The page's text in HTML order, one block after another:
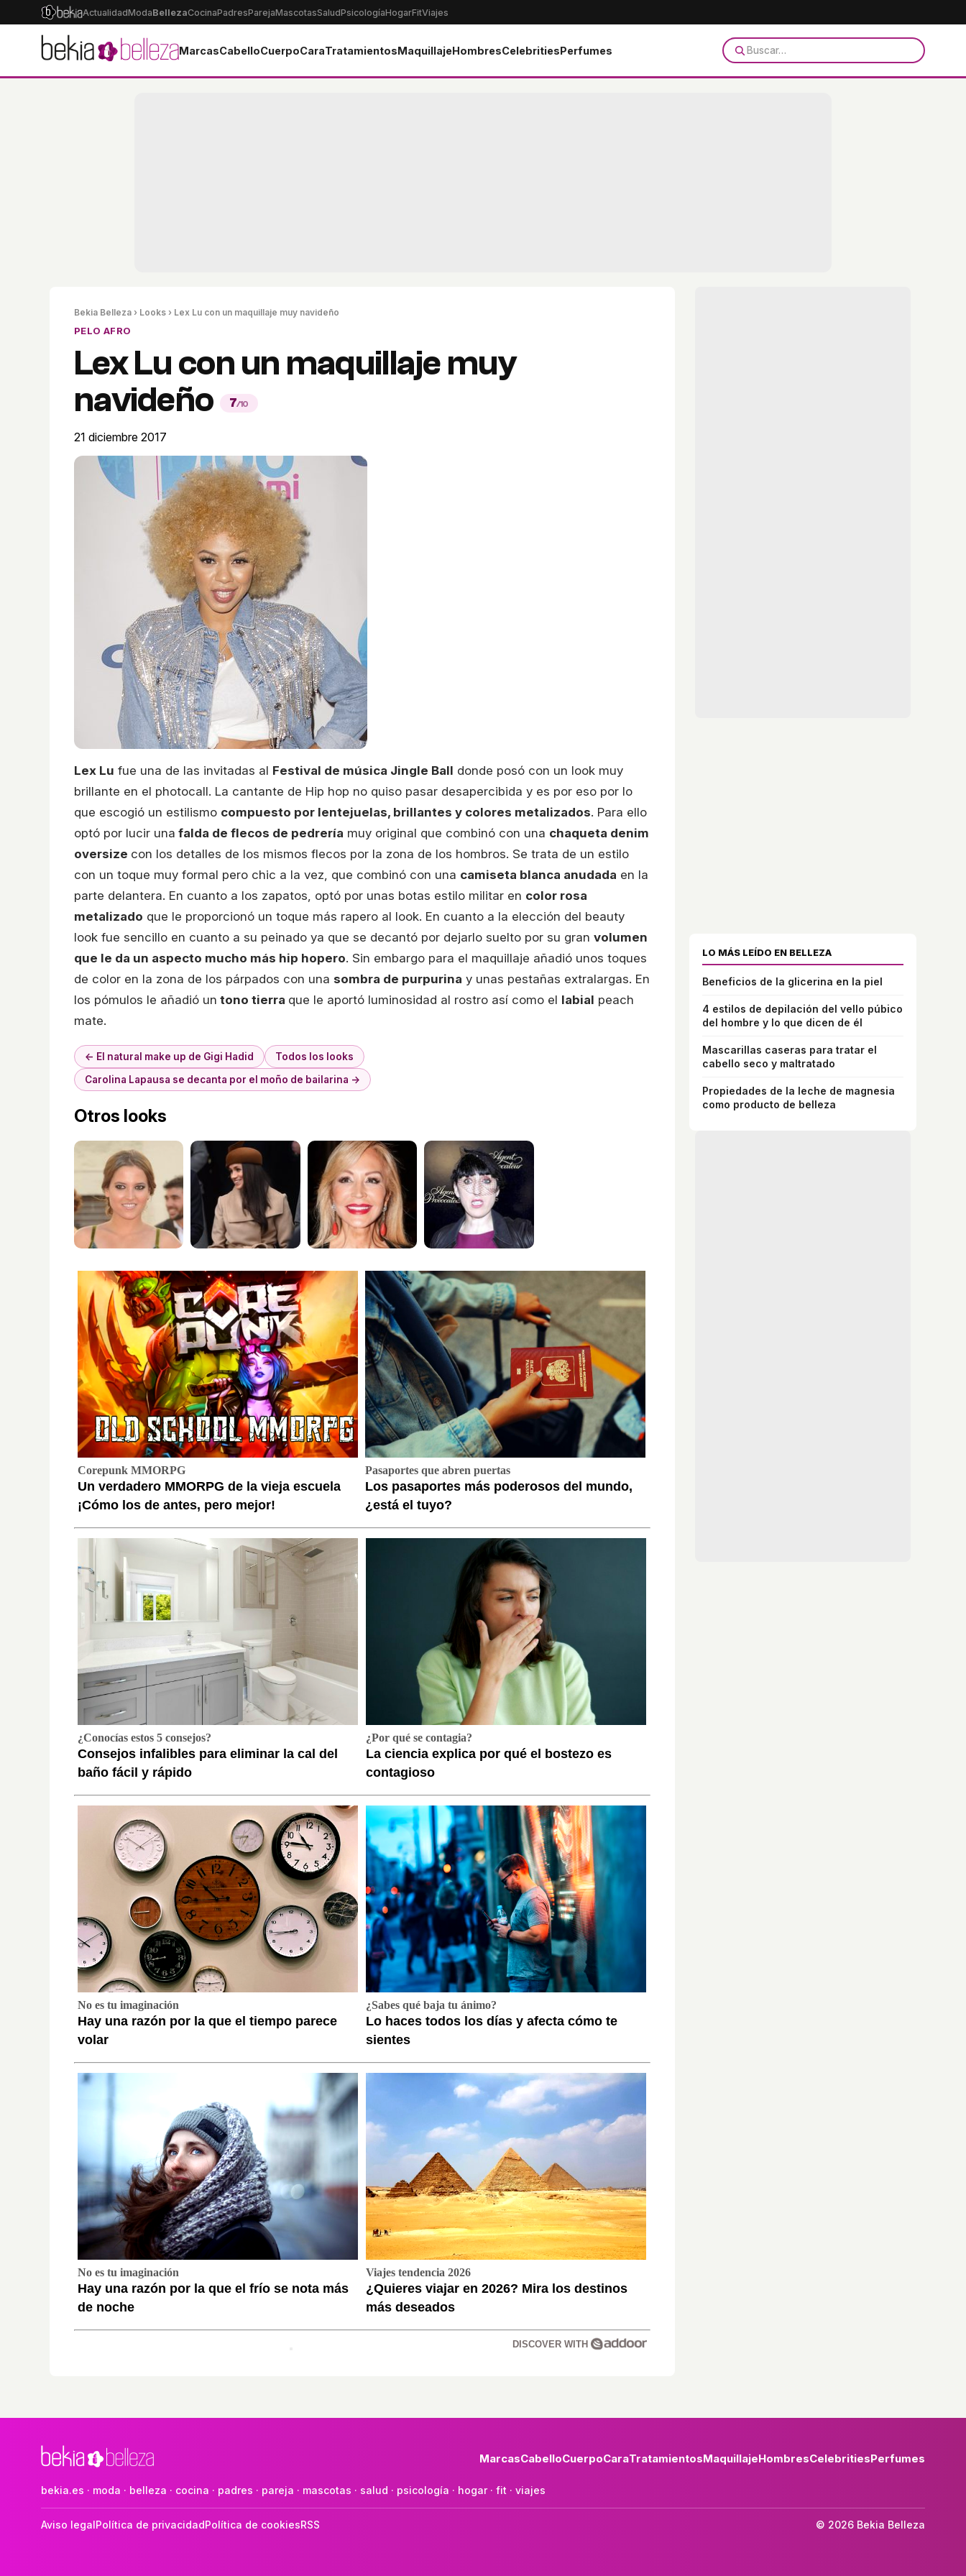
ActualidadModaBellezaCocinaPadresParejaMascotasSaludPsicologíaHogarFitViajes
MarcasCabelloCuerpoCaraTratamientosMaquillajeHombresCelebritiesPerfumes
Bekia Belleza › Looks › Lex Lu con un maquillaje muy navideño
PELO AFRO
Lex Lu con un maquillaje muy
navideño
7/10
21 diciembre 2017
Lex Lu fue una de las invitadas al Festival de música Jingle Ball donde posó con un look muy
brillante en el photocall. La cantante de Hip hop no quiso pasar desapercibida y es por eso por lo
que escogió un estilismo compuesto por lentejuelas, brillantes y colores metalizados. Para ello
optó por lucir una falda de flecos de pedrería muy original que combinó con una chaqueta denim
oversize con los detalles de los mismos flecos por la zona de los hombros. Se trata de un estilo
con un toque muy formal pero chic a la vez, que combinó con una camiseta blanca anudada en la
parte delantera. En cuanto a los zapatos, optó por unas botas estilo militar en color rosa
metalizado que le proporcionó un toque más rapero al look. En cuanto a la elección del beauty
look fue sencillo en cuanto a su peinado ya que se decantó por dejarlo suelto por su gran volumen
que le da un aspecto mucho más hip hopero. Sin embargo para el maquillaje añadió unos toques
de color en la zona de los párpados con una sombra de purpurina y unas pestañas extralargas. En
los pómulos le añadió un tono tierra que le aportó luminosidad al rostro así como el labial peach
mate.
← El natural make up de Gigi Hadid
Todos los looks
Carolina Lapausa se decanta por el moño de bailarina →
Otros looks
Corepunk MMORPG
Un verdadero MMORPG de la vieja escuela
¡Cómo los de antes, pero mejor!
Pasaportes que abren puertas
Los pasaportes más poderosos del mundo,
¿está el tuyo?
¿Conocías estos 5 consejos?
Consejos infalibles para eliminar la cal del
baño fácil y rápido
¿Por qué se contagia?
La ciencia explica por qué el bostezo es
contagioso
No es tu imaginación
Hay una razón por la que el tiempo parece
volar
¿Sabes qué baja tu ánimo?
Lo haces todos los días y afecta cómo te
sientes
No es tu imaginación
Hay una razón por la que el frío se nota más
de noche
Viajes tendencia 2026
¿Quieres viajar en 2026? Mira los destinos
más deseados
DISCOVER WITH
LO MÁS LEÍDO EN BELLEZA
Beneficios de la glicerina en la piel
4 estilos de depilación del vello púbico
del hombre y lo que dicen de él
Mascarillas caseras para tratar el
cabello seco y maltratado
Propiedades de la leche de magnesia
como producto de belleza
MarcasCabelloCuerpoCaraTratamientosMaquillajeHombresCelebritiesPerfumes
bekia.es · moda · belleza · cocina · padres · pareja · mascotas · salud · psicología · hogar· fit · viajes
Aviso legalPolítica de privacidadPolítica de cookiesRSS © 2026 Bekia Belleza